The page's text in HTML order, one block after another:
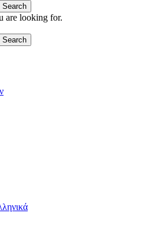
Search
are looking for.
Search